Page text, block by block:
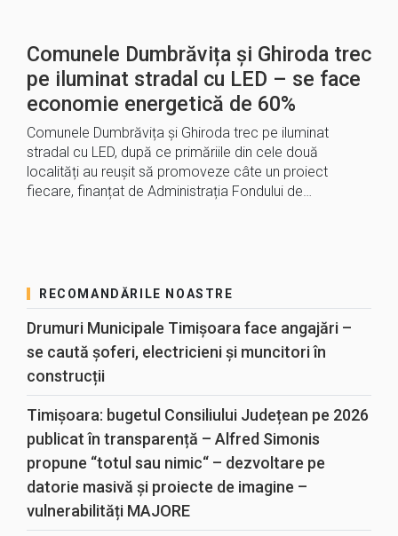
Comunele Dumbrăvița și Ghiroda trec
pe iluminat stradal cu LED – se face
economie energetică de 60%
Comunele Dumbrăvița și Ghiroda trec pe iluminat
stradal cu LED, după ce primăriile din cele două
localități au reușit să promoveze câte un proiect
fiecare, finanțat de Administrația Fondului de…
RECOMANDĂRILE NOASTRE
Drumuri Municipale Timișoara face angajări –
se caută șoferi, electricieni și muncitori în
construcții
Timișoara: bugetul Consiliului Județean pe 2026
publicat în transparență – Alfred Simonis
propune “totul sau nimic“ – dezvoltare pe
datorie masivă și proiecte de imagine –
vulnerabilități MAJORE